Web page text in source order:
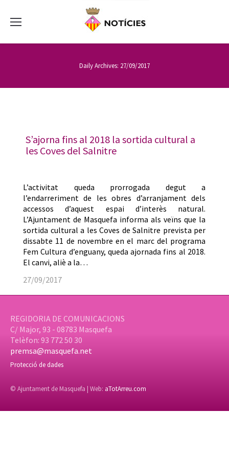
Daily Archives: 27/09/2017
S’ajorna fins al 2018 la sortida cultural a
les Coves del Salnitre
L’activitat queda prorrogada degut a
l’endarreriment de les obres d’arranjament dels
accessos d’aquest espai d’interès natural.
L’Ajuntament de Masquefa informa als veïns que la
sortida cultural a les Coves de Salnitre prevista per
dissabte 11 de novembre en el marc del programa
Fem Cultura d’enguany, queda ajornada fins al 2018.
El canvi, aliè a la…
27/09/2017
REGIDORIA DE COMUNICACIONS
C/ Major, 93 - 08783 Masquefa
Telèfon: 93 772 50 30
premsa@masquefa.net
Protecció de dades
© Ajuntament de Masquefa | Web: aTotArreu.com